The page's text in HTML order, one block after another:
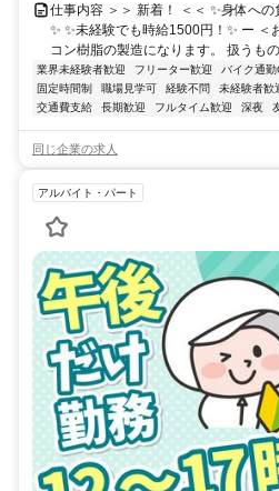
仕事内容 ＞＞ 新着！ ＜＜ ✨身体へ
✨ ✨未経験でも時給1500円！✨ ー ＜
コン樹脂の製造になります。 扱うも
業界未経験者歓迎 フリーター歓迎 バイク通勤
固定時間制
職場見学可 経験不問 未経験者歓
交通費支給
長期歓迎 フルタイム歓迎 深夜
同じ企業の求人
アルバイト・パート